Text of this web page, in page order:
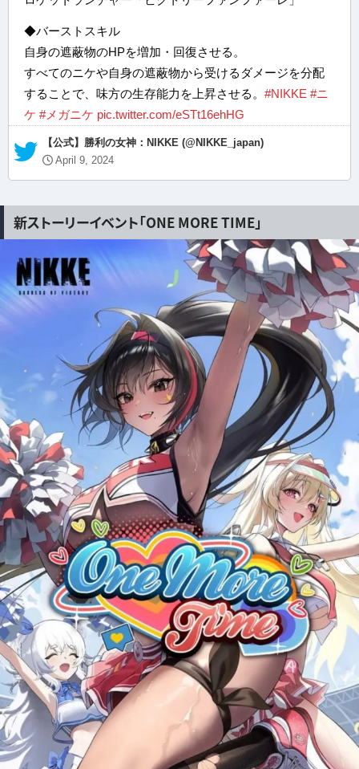
ロケットランチャー「ビクトリーファンファーレ」
◆バーストスキル
自身の遮蔽物のHPを増加・回復させる。
すべてのニケや自身の遮蔽物から受けるダメージを分配
することで、味方の生存能力を上昇させる。 #NIKKE #ニ
ケ #メガニケ pic.twitter.com/eSTt16ehHG
— 【公式】勝利の女神：NIKKE (@NIKKE_japan)
April 9, 2024
新ストーリーイベント「ONE MORE TIME」